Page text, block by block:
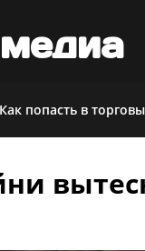
Как попасть в